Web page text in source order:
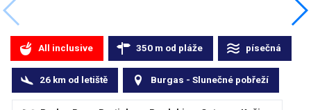
All inclusive 350 m od pláže písečná
26 km od letiště Burgas - Slunečné pobřeží